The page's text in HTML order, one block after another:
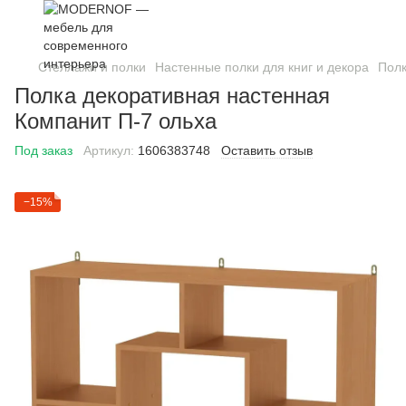
Стеллажи и полки Настенные полки для книг и декора
Полка декоративная настенная
Компанит П-7 ольха
Под заказ Артикул: 1606383748 Оставить отзыв
−15%